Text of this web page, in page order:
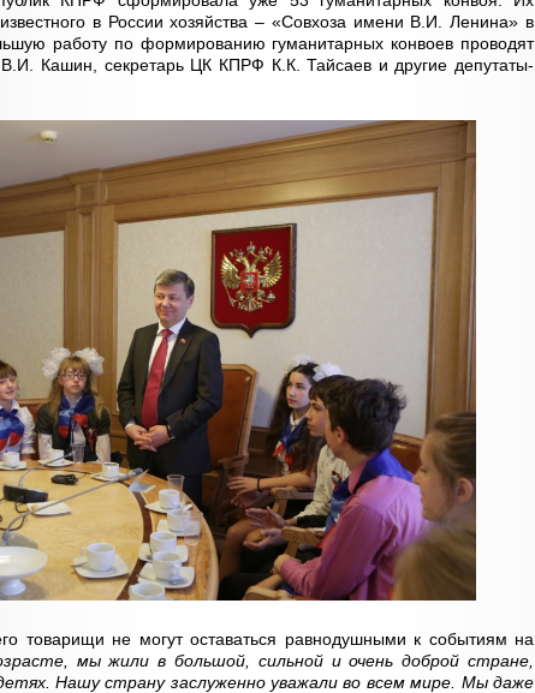
в России хозяйства – «Совхоза имени В.И. Ленина» в
работу по формированию гуманитарных конвоев проводят
Кашин, секретарь ЦК КПРФ К.К. Тайсаев и другие депутаты-
товарищи не могут оставаться равнодушными к событиям на
мы жили в большой, сильной и очень доброй стране,
Нашу страну заслуженно уважали во всем мире. Мы даже